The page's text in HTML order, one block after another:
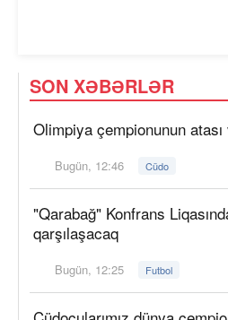
SON XƏBƏRLƏR
Olimpiya çempionunun
Bugün, 12:46 Cüdo
"Qarabağ" Konfrans
qarşılaşacaq
Bugün, 12:25 Futbol